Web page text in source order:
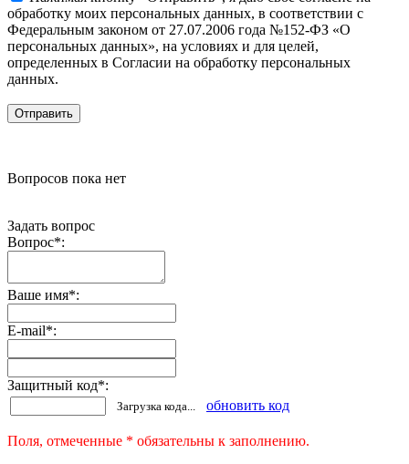
обработку моих персональных данных, в соответствии с
Федеральным законом от 27.07.2006 года №152-ФЗ «О
персональных данных», на условиях и для целей,
определенных в Согласии на обработку персональных
данных.
Вопросов пока нет
Задать вопрос
Вопрос*:
Ваше имя*:
E-mail*:
Защитный код*:
Загрузка кода... обновить код
Поля, отмеченные * обязательны к заполнению.